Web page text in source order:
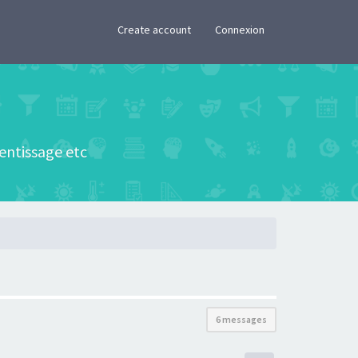
Create account Connexion
etc
6 messages